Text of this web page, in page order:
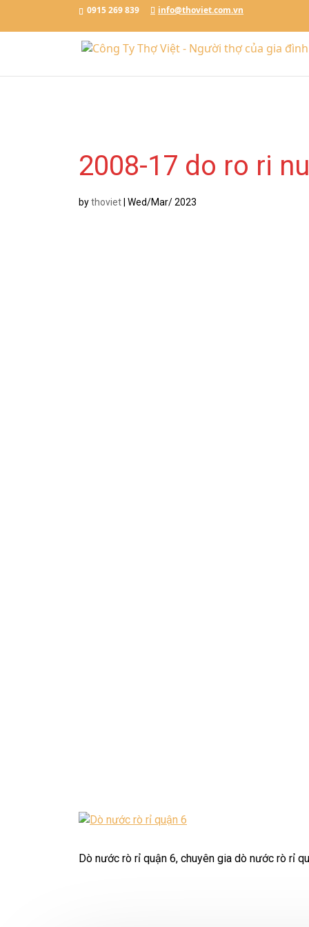
Chat với Thợ Việt0915.269.839
0915 269 839 info@thoviet.com.vn
2008-17 do ro ri
bythoviet Wed/Mar/ 2023
Dò nước rò rỉ quận 6, chuyên gia dò nước rò rỉ